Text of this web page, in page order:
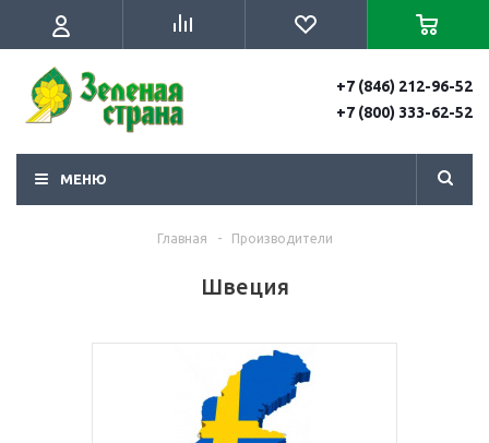
+7 (846) 212-96-52
+7 (800) 333-62-52
МЕНЮ
Главная - Производители
Швеция